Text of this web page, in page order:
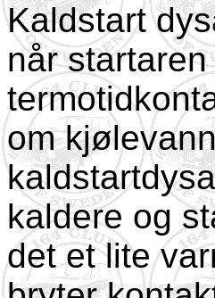
Kaldstart
når
om
kaldere og
det et lite